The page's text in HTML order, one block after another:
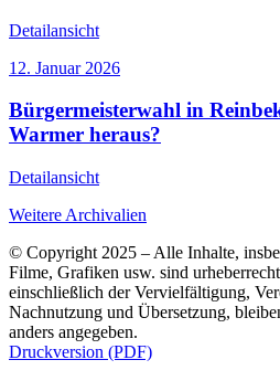
Detailansicht
12. Januar 2026
Bürgermeisterwahl in
Warmer heraus?
Detailansicht
Weitere Archivalien
© Copyright 2025 – Alle Inhalte,
Filme, Grafiken usw. sind
einschließlich der Vervielfältigung,
Nachnutzung und Übersetzung,
anders angegeben.
Druckversion (PDF)